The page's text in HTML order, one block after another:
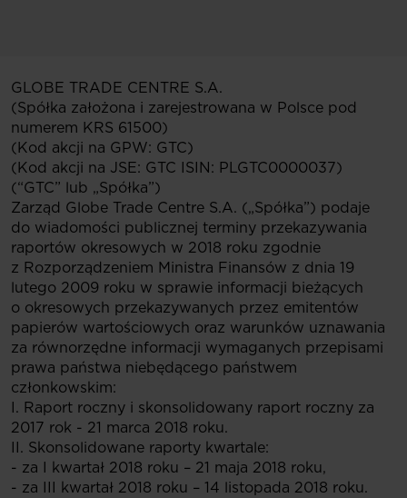
GLOBE TRADE CENTRE S.A.
(Spółka założona i zarejestrowana w Polsce pod
numerem KRS 61500)
(Kod akcji na GPW: GTC)
(Kod akcji na JSE: GTC ISIN: PLGTC0000037)
(“GTC” lub „Spółka”)
Zarząd Globe Trade Centre S.A. („Spółka”) podaje
do wiadomości publicznej terminy przekazywania
raportów okresowych w 2018 roku zgodnie
z Rozporządzeniem Ministra Finansów z dnia 19
lutego 2009 roku w sprawie informacji bieżących
o okresowych przekazywanych przez emitentów
papierów wartościowych oraz warunków uznawania
za równorzędne informacji wymaganych przepisami
prawa państwa niebędącego państwem
członkowskim:
I. Raport roczny i skonsolidowany raport roczny za
2017 rok - 21 marca 2018 roku.
II. Skonsolidowane raporty kwartale:
- za I kwartał 2018 roku – 21 maja 2018 roku,
- za III kwartał 2018 roku – 14 listopada 2018 roku.